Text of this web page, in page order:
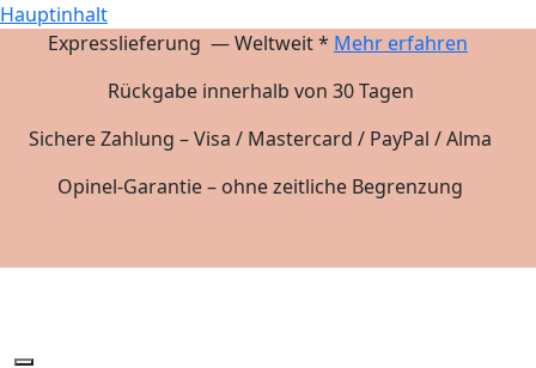
Hauptinhalt
Expresslieferung — Weltweit * Mehr erfahren
Rückgabe innerhalb von 30 Tagen
Sichere Zahlung – Visa / Mastercard / PayPal / Alma
Opinel-Garantie – ohne zeitliche Begrenzung